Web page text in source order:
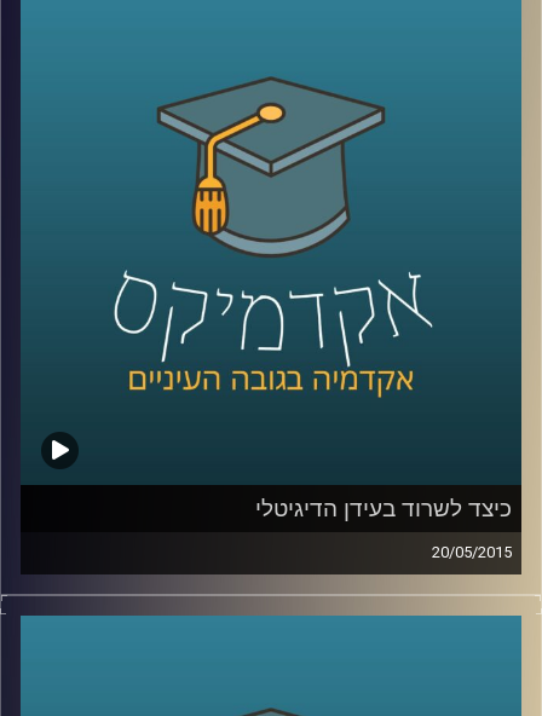
הגבוהה של אמריקאים להצלחה הם הגורמים
להתעניינות הרבה והעקבית של האמריקאים
בישראל. מתי הזדהו עם ישראל יותר ומתי
פחות? האם יש הבדלי הזדהות לפי פילוח של
גיל, השכלה, דת, גזע והשתייכות מפלגתית
דמוקרטים)?
קרדיט תמונות:AudioVersity
כיצד לשרוד בעידן הדיגיטלי
20/05/2015
קשה להאמין עד כמה משפיעים עלינו אמצעי
שינויים אלו. מה עלינו ללמוד כדי לגדול